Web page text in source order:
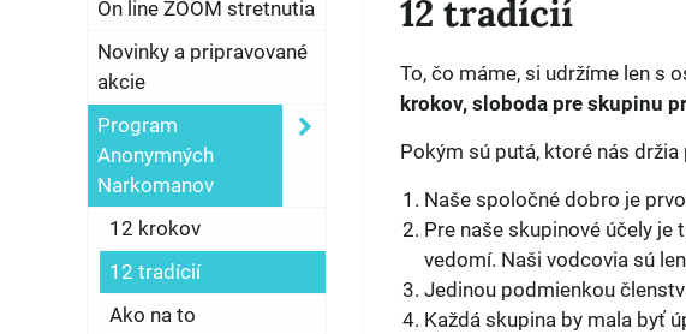
12 tradícií
To, čo máme, si udržíme len s
krokov, sloboda pre skupinu
Pokým sú putá, ktoré nás
Naše spoločné dobro je
Pre naše skupinové účely
vedomí. Naši vodcovia sú
Jedinou podmienkou
Každá skupina by mala byť
On line ZOOM stretnutia
Novinky a pripravované
akcie
Program
Anonymných
Narkomanov
12 krokov
12 tradícií
Ako na to